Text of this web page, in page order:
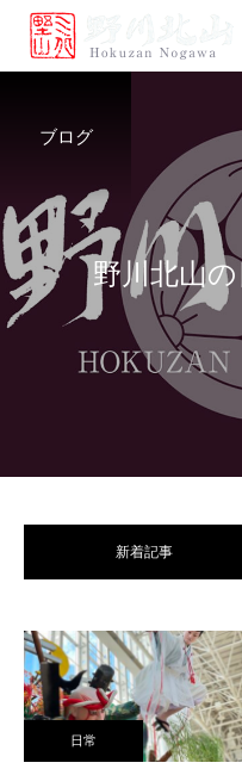
ブログ
野川北山の
新着記事
日常